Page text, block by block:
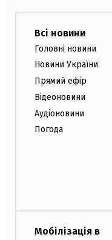
Всі новини
Головні новини
Новини України
Прямий ефір
Відеоновини
Аудіоновини
Погода
Мобілізація в